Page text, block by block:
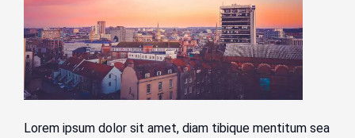
Lorem ipsum dolor sit amet, diam tibique mentitum sea